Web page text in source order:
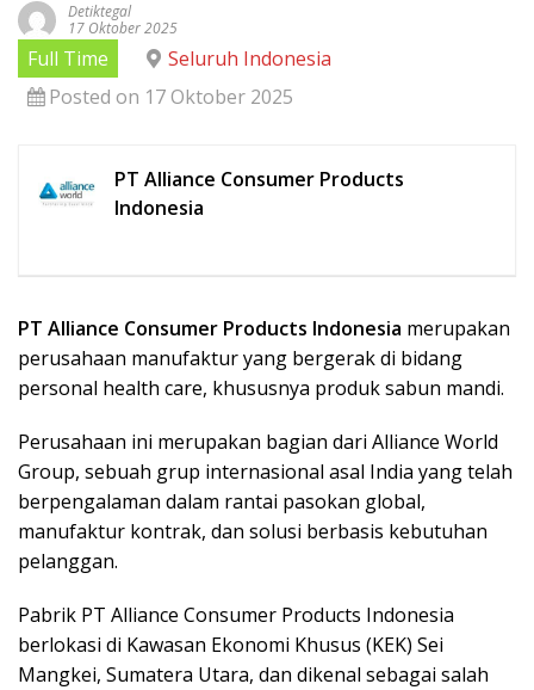
Detiktegal
17 Oktober 2025
Full Time
Seluruh Indonesia
Posted on 17 Oktober 2025
PT Alliance Consumer Products
Indonesia
PT Alliance Consumer Products Indonesia merupakan
perusahaan manufaktur yang bergerak di bidang
personal health care, khususnya produk sabun mandi.
Perusahaan ini merupakan bagian dari Alliance World
Group, sebuah grup internasional asal India yang telah
berpengalaman dalam rantai pasokan global,
manufaktur kontrak, dan solusi berbasis kebutuhan
pelanggan.
Pabrik PT Alliance Consumer Products Indonesia
berlokasi di Kawasan Ekonomi Khusus (KEK) Sei
Mangkei, Sumatera Utara, dan dikenal sebagai salah